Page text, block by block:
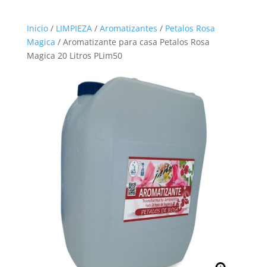
Inicio/ LIMPIEZA/ Aromatizantes / Petalos Rosa
Magica / Aromatizante para casa Petalos Rosa
Magica 20 Litros PLim50